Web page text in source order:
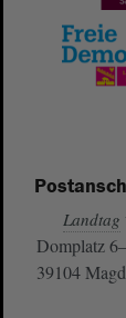
Landtag
Domplatz
39104